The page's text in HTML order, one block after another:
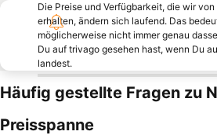
Die Preise und Verfügbarkeit, die wir
erhalten, ändern sich laufend. Das
möglicherweise nicht immer genau
Du auf trivago gesehen hast, wenn Du
landest.
Häufig gestellte Fragen zu
Preisspanne